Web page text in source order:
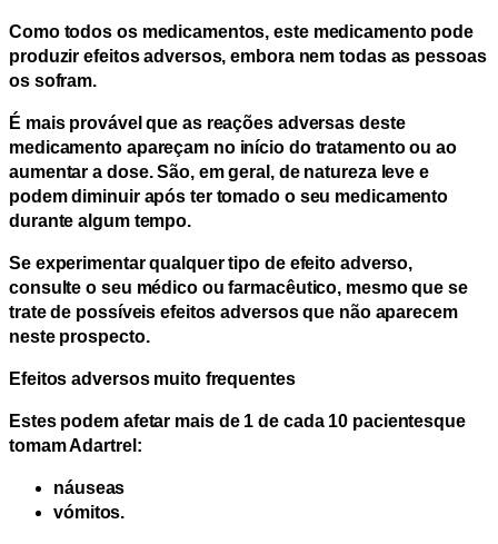
Como todos os medicamentos, este medicamento pode
produzir efeitos adversos, embora nem todas as pessoas
os sofram.
É mais provável que as reações adversas deste
medicamento apareçam no início do tratamento ou ao
aumentar a dose. São, em geral, de natureza leve e
podem diminuir após ter tomado o seu medicamento
durante algum tempo.
Se experimentar qualquer tipo de efeito adverso,
consulte o seu médico ou farmacêutico, mesmo que se
trate de possíveis efeitos adversos que não aparecem
neste prospecto.
Efeitos adversos muito frequentes
Estes podem afetar mais de 1 de cada 10 pacientesque
tomam Adartrel:
náuseas
vómitos.